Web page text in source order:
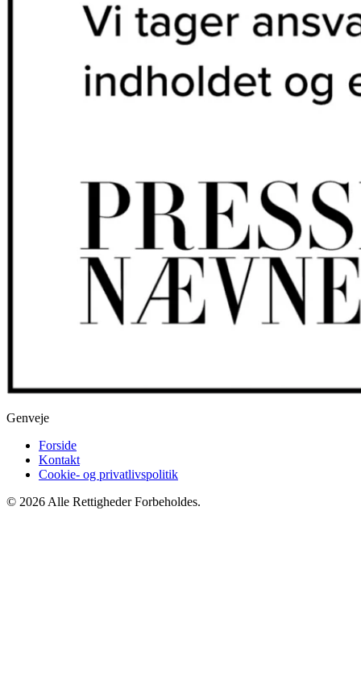
Genveje
Forside
Kontakt
Cookie- og privatlivspolitik
© 2026 Alle Rettigheder Forbeholdes.